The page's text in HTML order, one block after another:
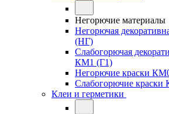
Негорючие материалы
Негорючая
(НГ)
Слабогорючая
КМ1 (Г1)
Негорючие краски
Слабогорючие
Клеи и герметики